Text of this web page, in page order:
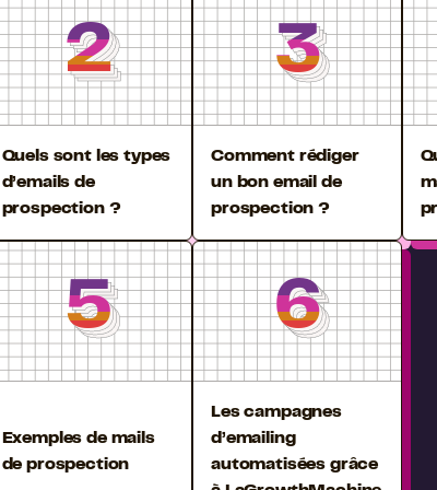
2
2
2
2
Quels sont les types
d’emails de
prospection ?
3
3
3
3
Comment rédiger
un bon email de
prospection ?
5
5
5
5
Exemples de mails
de prospection
6
6
6
6
Les campagnes
d’emailing
automatisées grâce